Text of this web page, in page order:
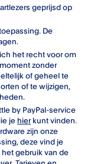
geprijsd op
De
het recht voor om
zonder
of geheel te
of te wijzigen,
by PayPal-service
je hierkunt vinden.
zijn onze
deze vind je
het gebruik van de